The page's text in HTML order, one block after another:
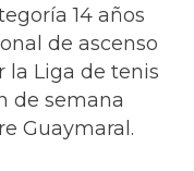
14 años
de ascenso
la Liga de tenis
de semana
Guaymaral.